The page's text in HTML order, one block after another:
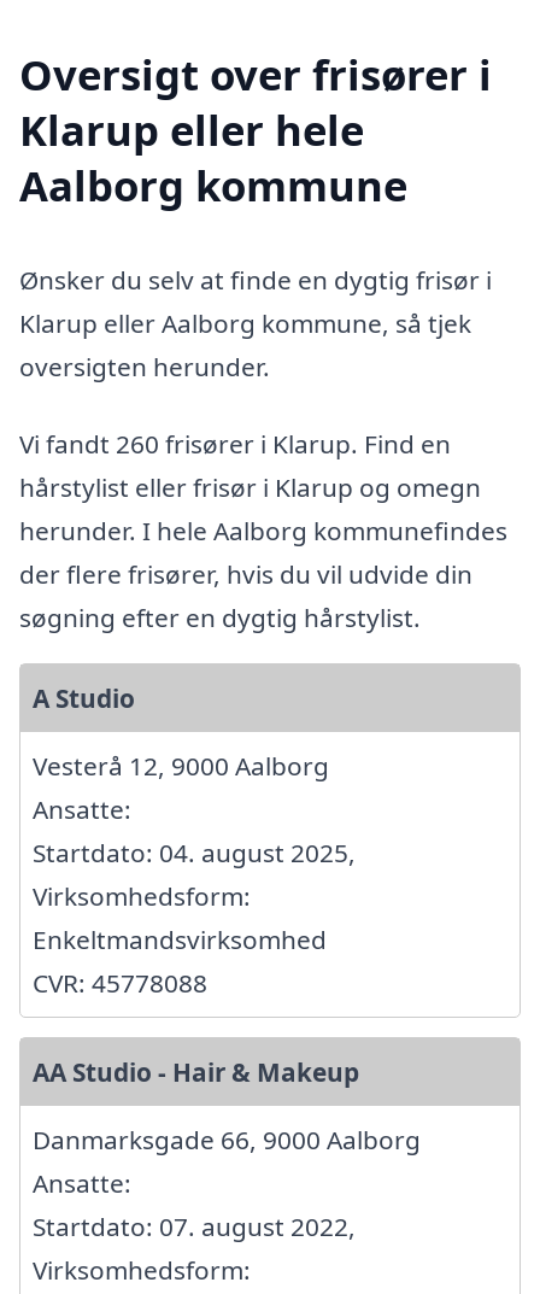
Oversigt over frisører i
Klarup eller hele
Aalborg kommune
Ønsker du selv at finde en dygtig frisør i
Klarup eller Aalborg kommune, så tjek
oversigten herunder.
Vi fandt 260 frisører i Klarup. Find en
hårstylist eller frisør i Klarup og omegn
herunder. I hele Aalborg kommunefindes
der flere frisører, hvis du vil udvide din
søgning efter en dygtig hårstylist.
A Studio
Vesterå 12, 9000 Aalborg
Ansatte:
Startdato: 04. august 2025,
Virksomhedsform:
Enkeltmandsvirksomhed
CVR: 45778088
AA Studio - Hair & Makeup
Danmarksgade 66, 9000 Aalborg
Ansatte:
Startdato: 07. august 2022,
Virksomhedsform: